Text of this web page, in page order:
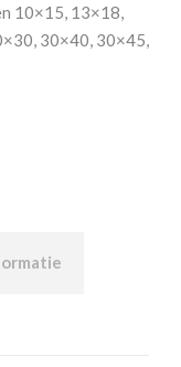
10×15, 13×18,
30×40, 30×45,